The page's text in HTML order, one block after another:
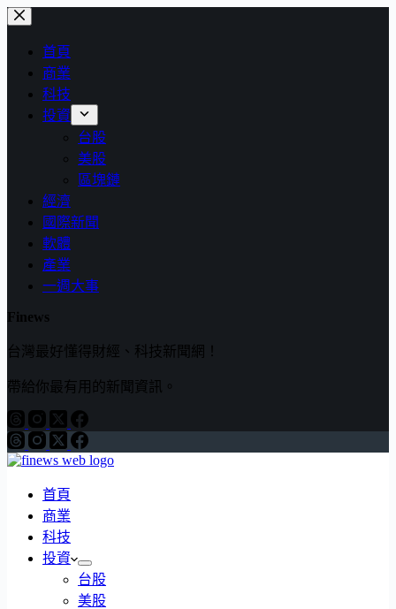
跳
首頁
商業
科技
投資
台股
美股
區塊鏈
經濟
國際新聞
軟體
產業
一週大事
Finews
台灣最好懂得財經、科技新聞網！
帶給你最有用的新聞資訊。
首頁
商業
科技
投資
台股
美股